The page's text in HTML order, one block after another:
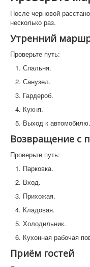
После черновой
несколько раз.
Утренний
Проверьте путь:
Спальня.
Санузел.
Гардероб.
Кухня.
Выход к автомобилю.
Возвращение с
Проверьте путь:
Парковка.
Вход.
Прихожая.
Кладовая.
Холодильник.
Кухонная рабочая
Приём гостей